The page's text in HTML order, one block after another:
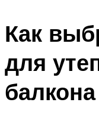
Как
для
балкона